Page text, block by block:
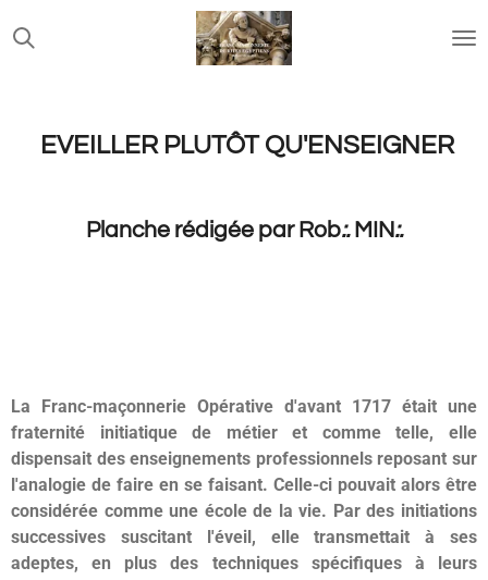
Passer
au
EVEILLER PLUTÔT QU'ENSEIGNER
Planche rédigée par Rob:.MIN:.
La Franc-maçonnerie Opérative d'avant 1717 était une
fraternité initiatique de métier et comme telle, elle
dispensait des enseignements professionnels reposant sur
l'analogie de faire en se faisant. Celle-ci pouvait alors être
considérée comme une école de la vie. Par des initiations
successives suscitant l'éveil, elle transmettait à ses
adeptes, en plus des techniques spécifiques à leurs